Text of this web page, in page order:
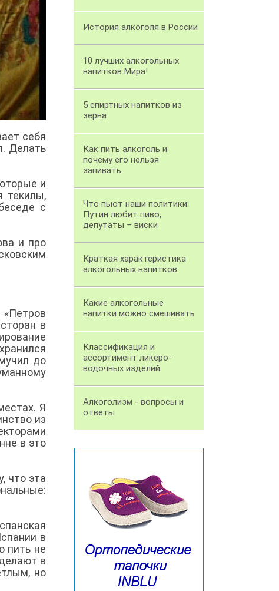
себя
Делать
и
текилы,
с
и про
в
до
Я
из
в это
что эта
в
пить не
в
но
История алкоголя в России
10 лучших алкогольных
напитков Мира!
5 спиртных напитков из
зерна
Как пить алкоголь и
почему его нельзя
запивать
Что пьют наши политики:
Путин любит пиво,
депутаты – виски
Краткая характеристика
алкогольных напитков
Какие алкогольные
напитки можно смешивать
Классификация и
ассортимент ликеро-
водочных изделий
Алкоголизм - вопросы и
ответы